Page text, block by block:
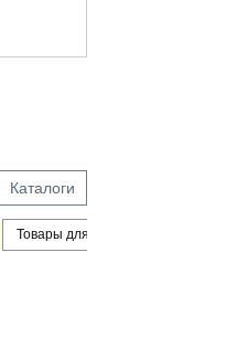
Каталоги
Товары для новорожденных и